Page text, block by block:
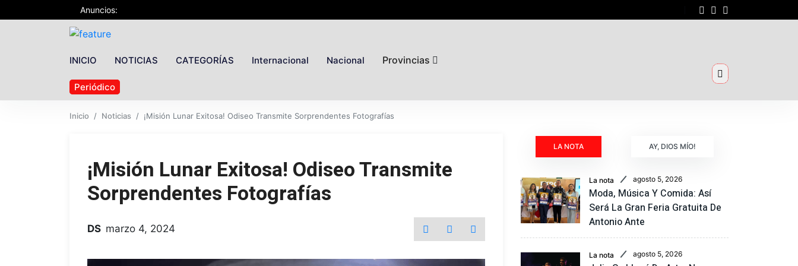
Anuncios:
INICIO NOTICIAS CATEGORÍAS Internacional Nacional Provincias
Periódico
Inicio Noticias ¡Misión Lunar Exitosa! Odiseo Transmite Sorprendentes Fotografías
¡Misión Lunar Exitosa! Odiseo Transmite
Sorprendentes Fotografías
DS marzo 4, 2024
LA NOTA AY, DIOS MÍO!
La nota agosto 5, 2026
Moda, Música Y Comida: Así
Será La Gran Feria Gratuita De
Antonio Ante
La nota agosto 5, 2026